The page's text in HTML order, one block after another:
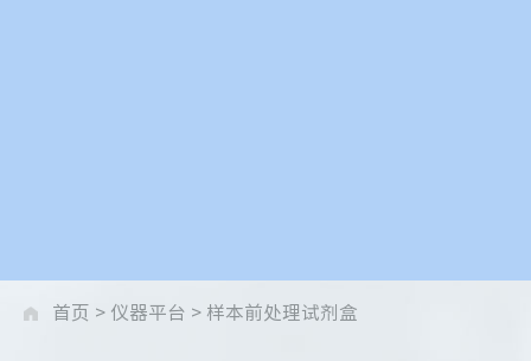
首页 > 仪器平台 > 样本前处理试剂盒